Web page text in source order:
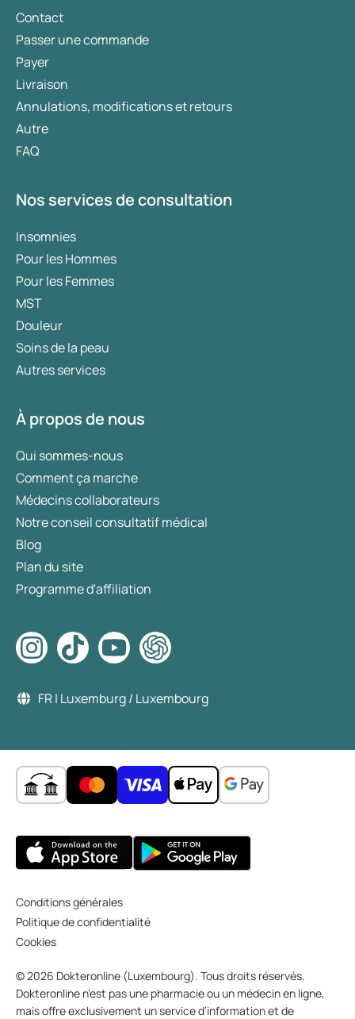
Contact
Passer une commande
Payer
Livraison
Annulations, modifications et retours
Autre
FAQ
Nos services de consultation
Insomnies
Pour les Hommes
Pour les Femmes
MST
Douleur
Soins de la peau
Autres services
À propos de nous
Qui sommes-nous
Comment ça marche
Médecins collaborateurs
Notre conseil consultatif médical
Blog
Plan du site
Programme d'affiliation
FR | Luxemburg / Luxembourg
Conditions générales
Politique de confidentialité
Cookies
© 2026 Dokteronline (Luxembourg). Tous droits réservés.
Dokteronline n’est pas une pharmacie ou un médecin en ligne,
mais offre exclusivement un service d’information et de